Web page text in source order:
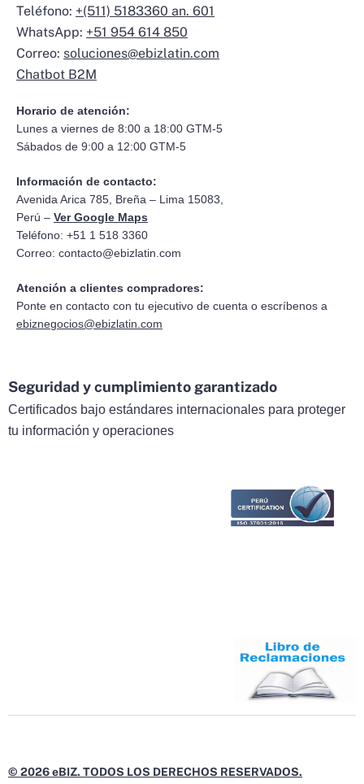
Teléfono: +(511) 5183360 an. 601
WhatsApp: +51 954 614 850
Correo: soluciones@ebizlatin.com
Chatbot B2M
Horario de atención:
Lunes a viernes de 8:00 a 18:00 GTM-5
Sábados de 9:00 a 12:00 GTM-5
Información de contacto:
Avenida Arica 785, Breña – Lima 15083,
Perú – Ver Google Maps
Teléfono: +51 1 518 3360
Correo: contacto@ebizlatin.com
Atención a clientes compradores:
Ponte en contacto con tu ejecutivo de cuenta o escríbenos a
ebiznegocios@ebizlatin.com
Seguridad y cumplimiento garantizado
Certificados bajo estándares internacionales para proteger
tu información y operaciones
© 2026 eBIZ. TODOS LOS DERECHOS RESERVADOS.